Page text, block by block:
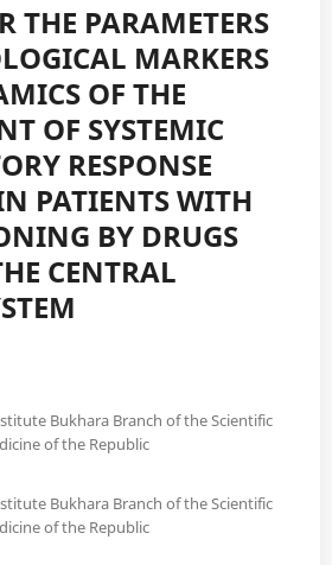
THE PARAMETERS
MARKERS
OF THE
OF SYSTEMIC
RESPONSE
PATIENTS WITH
BY DRUGS
CENTRAL
Bukhara Branch of the Scientific
of the Republic
Bukhara Branch of the Scientific
of the Republic